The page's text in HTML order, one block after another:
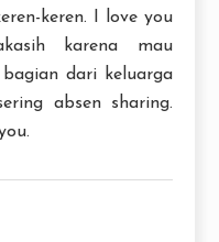
keren. I love you
karena mau
dari keluarga
absen sharing.